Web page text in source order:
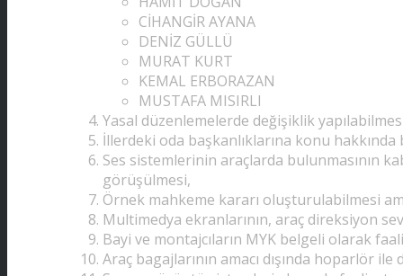
Onur Kurulu
Oto Görüntü Ve Ses Sistemleri
Kadınlar Komisyonu
CİHANGİR AYANA
DENİZ GÜLLÜ
MURAT KURT
KEMAL ERBORAZAN
MUSTAFA MISIRLI
Yasal düzenlemelerde değişiklik
İllerdeki oda başkanlıklarına konu
Ses sistemlerinin araçlarda bulunmasının
görüşülmesi,
Örnek mahkeme kararı oluşturulabilmesi
Multimedya ekranlarının, araç direksiyon
Bayi ve montajcıların MYK belgeli olarak
Araç bagajlarının amacı dışında hoparlör